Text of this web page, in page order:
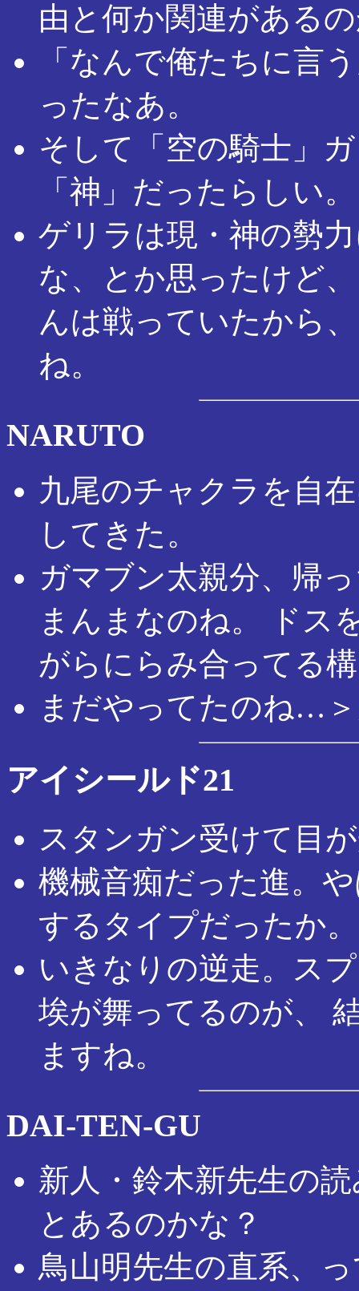
由と何か関連がある
「なんで俺たちに言
ったなあ。
そして「空の騎士」
「神」だったらしい
ゲリラは現・神の勢
な、とか思ったけど
んは戦っていたから
ね。
NARUTO
九尾のチャクラを自
してきた。
ガマブン太親分、帰
まんまなのね。 ドス
がらにらみ合ってる
まだやってたのね…
アイシールド21
スタンガン受けて目
機械音痴だった進。
するタイプだったか。
いきなりの逆走。ス
埃が舞ってるのが、
ますね。
DAI-TEN-GU
新人・鈴木新先生の
とあるのかな？
鳥山明先生の直系、